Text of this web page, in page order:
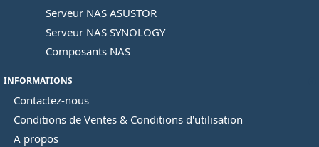
Serveur NAS ASUSTOR
Serveur NAS SYNOLOGY
Composants NAS
INFORMATIONS
Contactez-nous
Conditions de Ventes & Conditions d'utilisation
A propos